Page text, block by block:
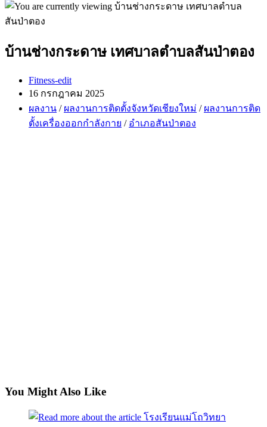
บ้านช่างกระดาษ เทศบาลตำบลสันป่าตอง
Post
author:
Fitness-edit
Post
published:
16 กรกฎาคม 2025
Post
category:
ผลงาน / ผลงานการติดตั้งจังหวัดเชียงใหม่ / ผลงานการติด
ตั้งเครื่องออกกำลังกาย / อำเภอสันป่าตอง
You Might Also Like